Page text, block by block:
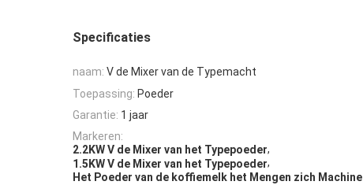
Specificaties
naam: V de Mixer van de Typemacht
Toepassing: Poeder
Garantie: 1 jaar
Markeren:
2.2KW V de Mixer van het Typepoeder,
1.5KW V de Mixer van het Typepoeder,
Het Poeder van de koffiemelk het Mengen zich Machine